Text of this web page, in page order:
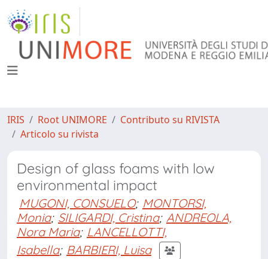
IRIS Root UNIMORE
Contributo su RIVISTA
Articolo su rivista
Design of glass foams with low
environmental impact
MUGONI, CONSUELO; MONTORSI,
Monia; SILIGARDI, Cristina; ANDREOLA,
Nora Maria; LANCELLOTTI,
Isabella; BARBIERI, Luisa